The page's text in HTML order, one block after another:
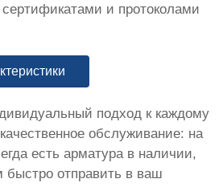
и протоколами
подход к каждому
обслуживание: на
есть арматура в наличии,
отправить в ваш